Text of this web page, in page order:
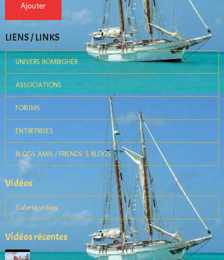
Ajouter
LIENS / LINKS
UNIVERS BOMBIGHER
ASSOCIATIONS
FORUMS
ENTREPRISES
BLOGS AMIS / FRIENDS 'S BLOGS
Vidéos
Galerie vidéos
Vidéos récentes